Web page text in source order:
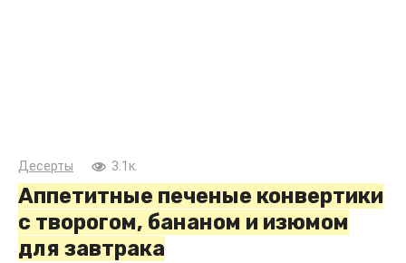
Десерты 3.1к.
Аппетитные печеные конвертики
с творогом, бананом и изюмом
для завтрака